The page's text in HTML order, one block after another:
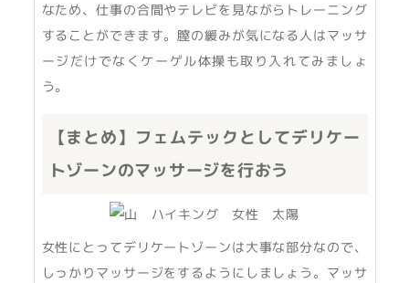
なため、仕事の合間やテレビを見ながらトレーニング
することができます。膣の緩みが気になる人はマッサ
ージだけでなくケーゲル体操も取り入れてみましょ
う。
【まとめ】フェムテックとしてデリケー
トゾーンのマッサージを行おう
女性にとってデリケートゾーンは大事な部分なので、
しっかりマッサージをするようにしましょう。マッサ